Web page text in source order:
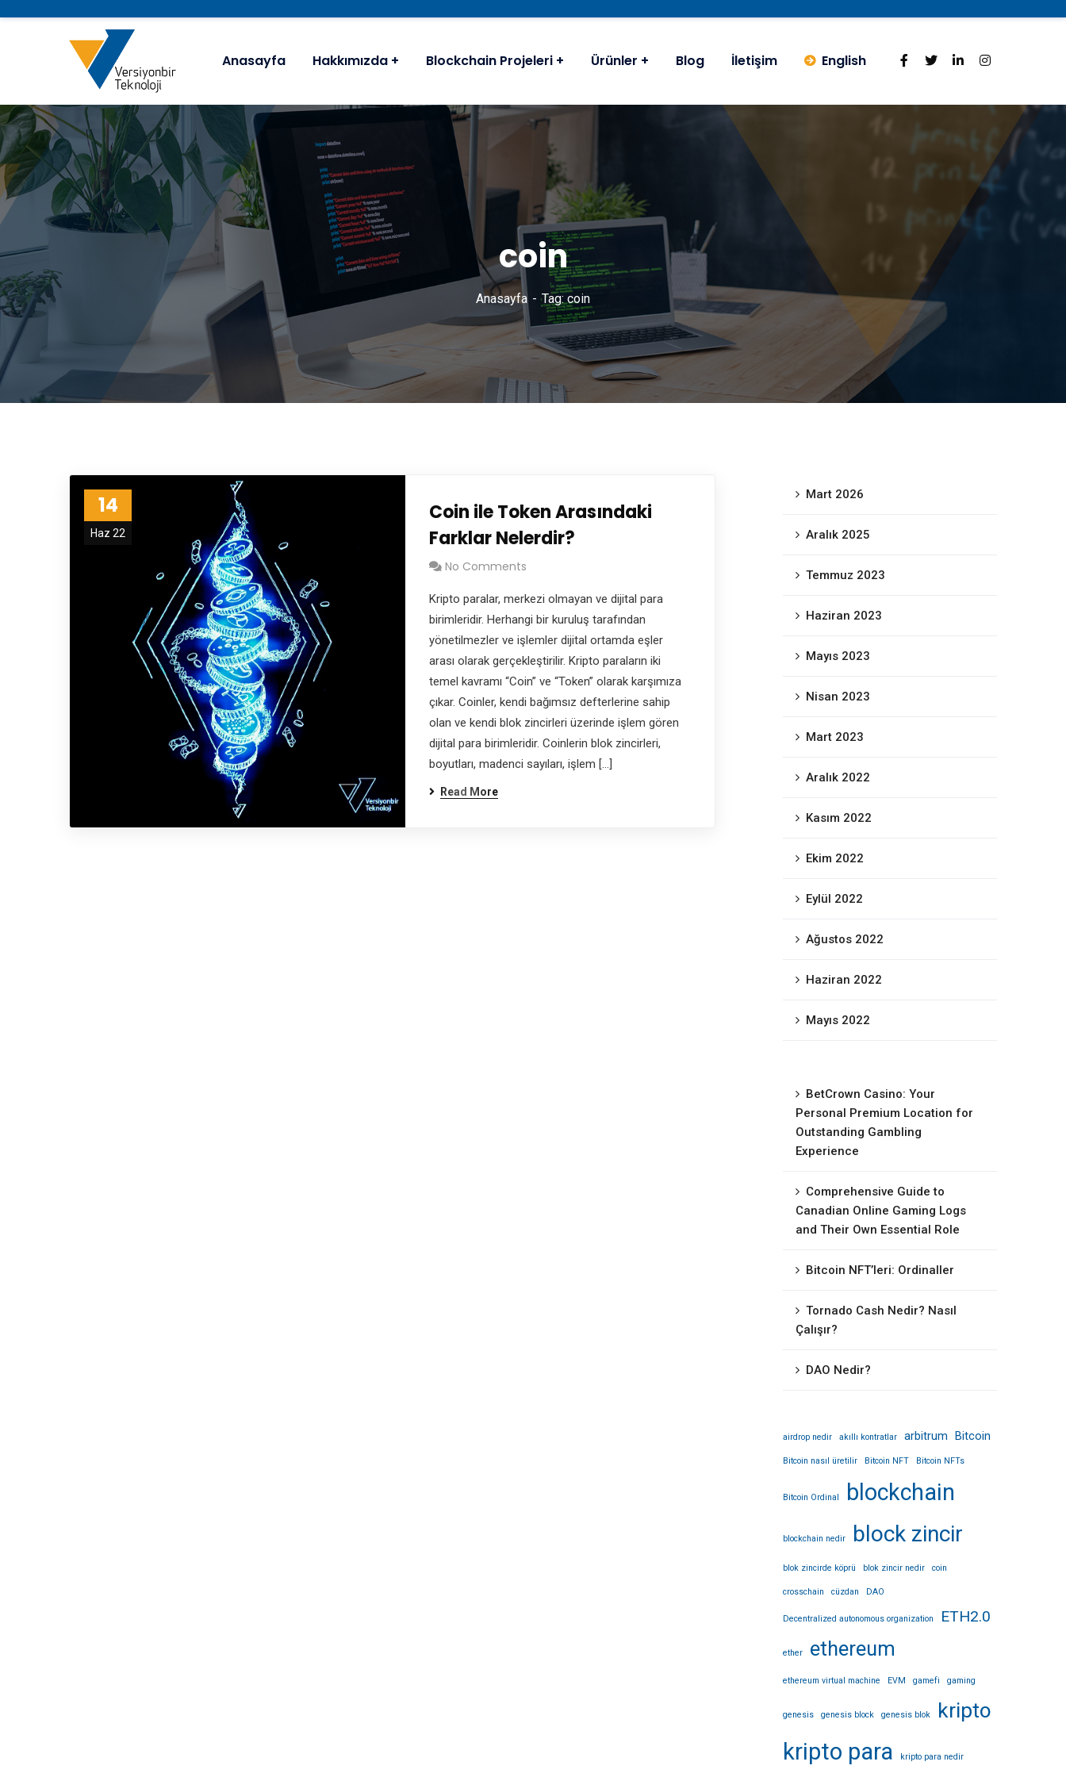
Anasayfa Hakkımızda Blockchain Projeleri Ürünler Blog İletişim English
coin
Anasayfa Tag: coin
14
Haz 22
Coin ile Token Arasındaki
Farklar Nelerdir?
No Comments
Kripto paralar, merkezi olmayan ve dijital para
birimleridir. Herhangi bir kuruluş tarafından
yönetilmezler ve işlemler dijital ortamda eşler
arası olarak gerçekleştirilir. Kripto paraların iki
temel kavramı “Coin” ve “Token” olarak karşımıza
çıkar. Coinler, kendi bağımsız defterlerine sahip
olan ve kendi blok zincirleri üzerinde işlem gören
dijital para birimleridir. Coinlerin blok zincirleri,
boyutları, madenci sayıları, işlem […]
Read More
Mart 2026
Aralık 2025
Temmuz 2023
Haziran 2023
Mayıs 2023
Nisan 2023
Mart 2023
Aralık 2022
Kasım 2022
Ekim 2022
Eylül 2022
Ağustos 2022
Haziran 2022
Mayıs 2022
BetCrown Casino: Your
Personal Premium Location for
Outstanding Gambling
Experience
Comprehensive Guide to
Canadian Online Gaming Logs
and Their Own Essential Role
Bitcoin NFT’leri: Ordinaller
Tornado Cash Nedir? Nasıl
Çalışır?
DAO Nedir?
airdrop nedir akıllı kontratlar arbitrum Bitcoin
Bitcoin nasıl üretilir Bitcoin NFT Bitcoin NFTs
Bitcoin Ordinal blockchain
blockchain nedir block zincir
blok zincirde köprü blok zincir nedir coin
crosschain cüzdan DAO
Decentralized autonomous organization ETH2.0
ether ethereum
ethereum virtual machine EVM gamefi gaming
genesis genesis block genesis blok kripto
kripto para kripto para nedir